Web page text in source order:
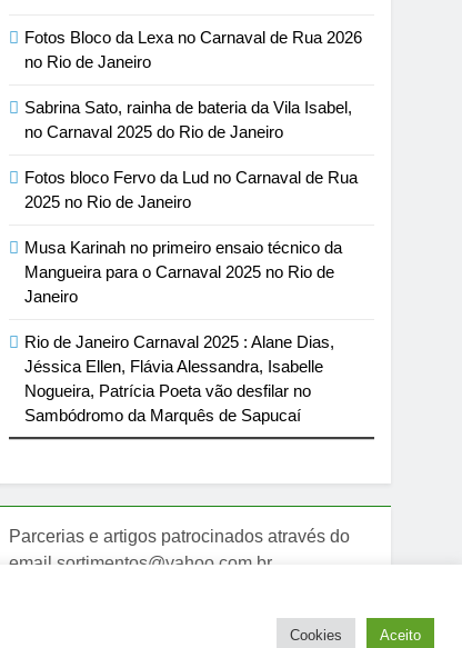
Fotos Bloco da Lexa no Carnaval de Rua 2026
no Rio de Janeiro
Sabrina Sato, rainha de bateria da Vila Isabel,
no Carnaval 2025 do Rio de Janeiro
Fotos bloco Fervo da Lud no Carnaval de Rua
2025 no Rio de Janeiro
Musa Karinah no primeiro ensaio técnico da
Mangueira para o Carnaval 2025 no Rio de
Janeiro
Rio de Janeiro Carnaval 2025 : Alane Dias,
Jéssica Ellen, Flávia Alessandra, Isabelle
Nogueira, Patrícia Poeta vão desfilar no
Sambódromo da Marquês de Sapucaí
Parcerias e artigos patrocinados através do
email sortimentos@yahoo.com.br
Cookies Aceito